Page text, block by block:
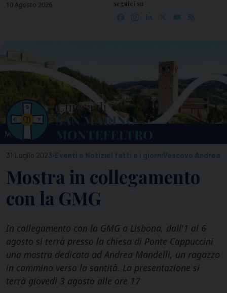
Skip10 Agosto 2026 seguici su
Facebook
Instagram
LinkedIn YouTube
MENU
31 Luglio 2023-Eventi e NotizieI fatti e i giorniVescovo Andrea
Mostra in collegamento
con la GMG
In collegamento con la GMG a Lisbona, dall'1 al 6
agosto si terrà presso la chiesa di Ponte Cappuccini
una mostra dedicata ad Andrea Mandelli, un ragazzo
in cammino verso la santità. La presentazione si
terrà giovedì 3 agosto alle ore 17